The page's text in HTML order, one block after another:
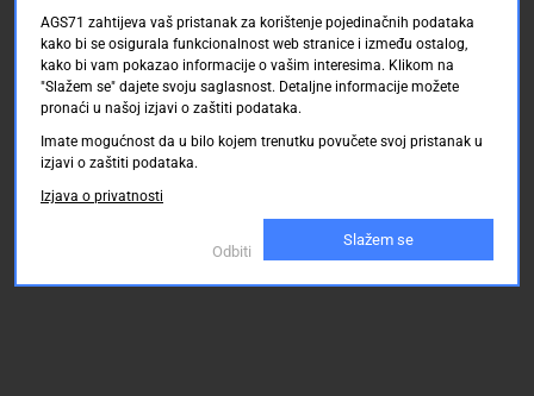
AGS71 zahtijeva vaš pristanak za korištenje pojedinačnih podataka
kako bi se osigurala funkcionalnost web stranice i između ostalog,
kako bi vam pokazao informacije o vašim interesima. Klikom na
"Slažem se" dajete svoju saglasnost. Detaljne informacije možete
pronaći u našoj izjavi o zaštiti podataka.
Imate mogućnost da u bilo kojem trenutku povučete svoj pristanak u
izjavi o zaštiti podataka.
Izjava o privatnosti
Odbiti
Slažem se